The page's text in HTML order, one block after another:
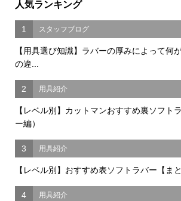
人気ランキング
1 スタッフブログ
【用具選び知識】ラバーの厚みによって何
の違...
2 用具紹介
【レベル別】カットマンおすすめ裏ソフト
ー編）
3 用具紹介
【レベル別】おすすめ表ソフトラバー【まと
4 用具紹介